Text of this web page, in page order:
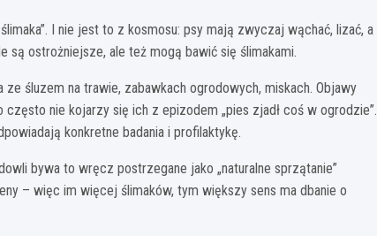
I nie jest to z kosmosu: psy mają zwyczaj wąchać, lizać, a
są ostrożniejsze, ale też mogą bawić się ślimakami.
śluzem na trawie, zabawkach ogrodowych, miskach. Objawy
nie kojarzy się ich z epizodem „pies zjadł coś w ogrodzie”.
konkretne badania i profilaktykę.
bywa to wręcz postrzegane jako „naturalne sprzątanie”
– więc im więcej ślimaków, tym większy sens ma dbanie o